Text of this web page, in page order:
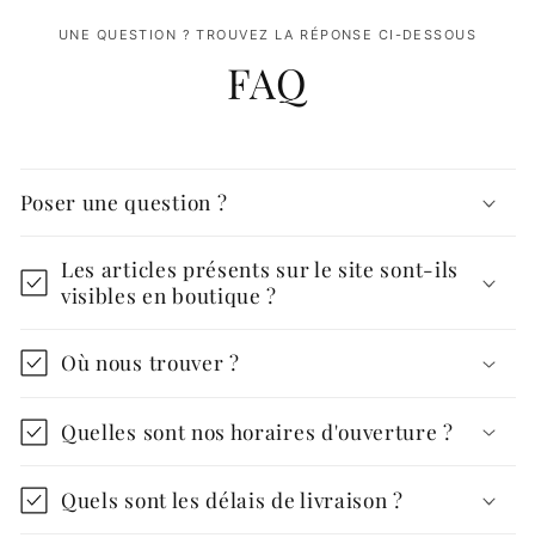
UNE QUESTION ? TROUVEZ LA RÉPONSE CI-DESSOUS
FAQ
Poser une question ?
Les articles présents sur le site sont-ils
visibles en boutique ?
Où nous trouver ?
Quelles sont nos horaires d'ouverture ?
Quels sont les délais de livraison ?